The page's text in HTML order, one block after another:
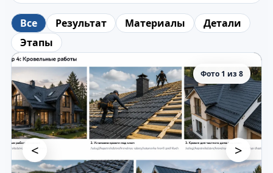
Все Результат Материалы
Детали
Этапы
Фото 1 из 8
< >